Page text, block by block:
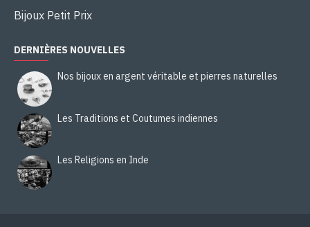
Bijoux Petit Prix
DERNIÈRES NOUVELLES
Nos bijoux en argent véritable et pierres naturelles
Les Traditions et Coutumes indiennes
Les Religions en Inde